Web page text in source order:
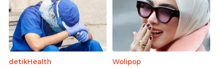
detikHealth
Wolipop